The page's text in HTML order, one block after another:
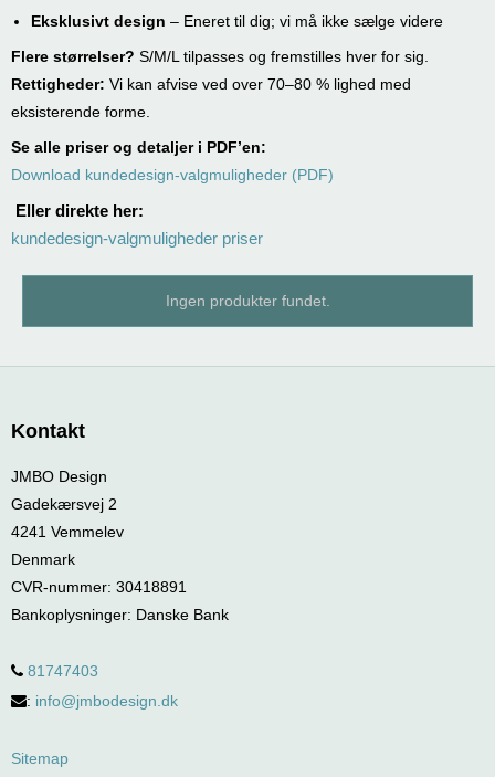
Eksklusivt design – Eneret til dig; vi må ikke sælge videre
Flere størrelser? S/M/L tilpasses og fremstilles hver for sig.
Rettigheder: Vi kan afvise ved over 70–80 % lighed med
eksisterende forme.
Se alle priser og detaljer i PDF’en:
Download kundedesign-valgmuligheder (PDF)
Eller direkte her:
kundedesign-valgmuligheder priser
Ingen produkter fundet.
Kontakt
JMBO Design
Gadekærsvej 2
4241 Vemmelev
Denmark
CVR-nummer: 30418891
Bankoplysninger: Danske Bank
81747403
: info@jmbodesign.dk
Sitemap